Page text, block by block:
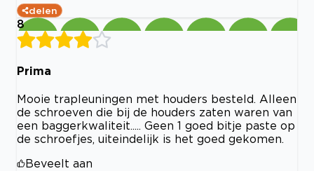
delen
8
Prima
Mooie trapleuningen met houders besteld. Alleen
de schroeven die bij de houders zaten waren van
een baggerkwaliteit..... Geen 1 goed bitje paste op
de schroefjes, uiteindelijk is het goed gekomen.
Beveelt aan